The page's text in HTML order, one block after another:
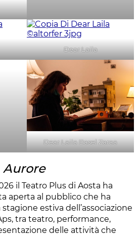
Dear Laila
Dear Laila Basel Zaraa
Aurore
il Teatro Plus di Aosta ha
aperta al pubblico che ha
estiva dell’associazione
tra teatro, performance,
delle attività che